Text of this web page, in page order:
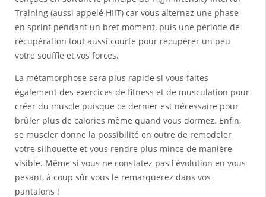
Training (aussi appelé HIIT) car vous alternez une phase
en sprint pendant un bref moment, puis une période de
récupération tout aussi courte pour récupérer un peu
votre souffle et vos forces.
La métamorphose sera plus rapide si vous faites
également des exercices de fitness et de musculation pour
créer du muscle puisque ce dernier est nécessaire pour
brûler plus de calories même quand vous dormez. Enfin,
se muscler donne la possibilité en outre de remodeler
votre silhouette et vous rendre plus mince de manière
visible. Même si vous ne constatez pas l'évolution en vous
pesant, à coup sûr vous le remarquerez dans vos
pantalons !